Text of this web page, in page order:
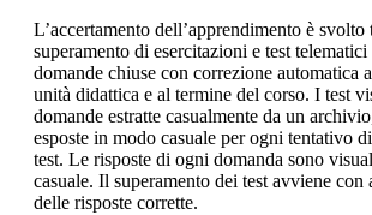
L’accertamento dell’apprendimento è svolto
superamento di esercitazioni e test
domande chiuse con correzione automatica
unità didattica e al termine del corso. I test
domande estratte casualmente da un
esposte in modo casuale per ogni tentativo
test. Le risposte di ogni domanda sono
casuale. Il superamento dei test avviene con
delle risposte corrette.